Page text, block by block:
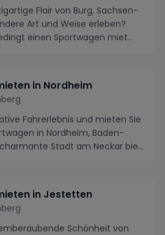
Flair von Burg, Sachsen-
Art und Weise erleben?
einen Sportwagen miet...
in Nordheim
Fahrerlebnis und mieten Sie
in Nordheim, Baden-
Stadt am Neckar bie...
in Jestetten
Schönheit von